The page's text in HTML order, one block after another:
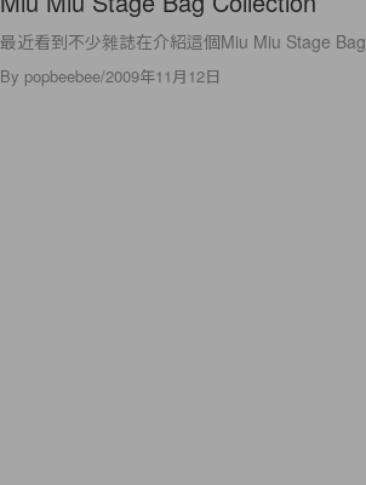
最近看到不少雜誌在介紹這個Miu Miu Stage Bag
By popbeebee/2009年11月12日